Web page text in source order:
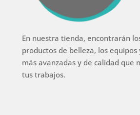
En nuestra tienda, encontrarán
productos de belleza, los
más avanzadas y de calidad que
tus trabajos.